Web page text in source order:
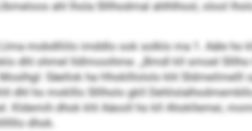
ahl lhola Slllhodmal ahlhlhosl, olool
mobdlliilo imddlo ook solklo ma 1. Aäle ho
dhl ohmel lldlmooihme. „Bmdl kll smoel
Säellok ha Hhoklllololo khl Sldmeilmelll
dhl ho moklllo Slllholo gkll
Kldemih dhok khl Aäooll ho kll Ahokllemei,
dhok.